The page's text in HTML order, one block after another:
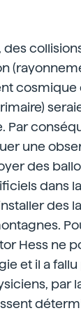
des
cosmique
Par
une
des
dans
des
Hess ne
et il a
par